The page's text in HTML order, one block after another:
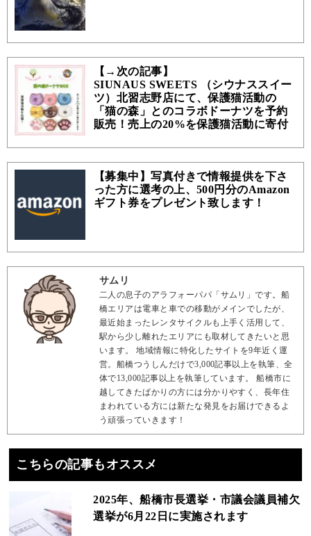
【→次の記事】
SIUNAUS SWEETS （シウナススイー
ツ）北習志野店にて、保護猫活動の
「猫の森」とのコラボドーナツを予約
販売！売上の20%を保護猫活動に寄付
【募集中】写真付きで情報提供を下さ
った方に選考の上、500円分のAmazon
ギフト券をプレゼント致します！
サムリ
二人の息子のアラフォーパパ「サムリ」です。船
橋エリアは電車と車での移動がメインでしたが、
最近始まったレンタサイクルも上手く活用して、
駅から少し離れたエリアにも取材してきたいと思
います。 地域情報に特化したサイトを9年近く運
営。船橋つうしんだけで3,000記事以上を執筆、全
体で13,000記事以上を執筆しています。 船橋市に
越してきたばかりの方には分かりやすく、長年住
まわれている方には新たな発見をお届けできるよ
う頑張っていきます！
こちらの記事もオススメ
2025年、船橋市長選挙・市議会議員補欠
選挙が6月22日に実施されます